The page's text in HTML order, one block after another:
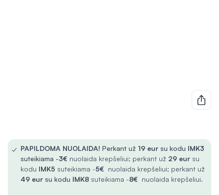
✓ PAPILDOMA NUOLAIDA! Perkant už 19 eur su kodu IMK3
suteikiama -3€ nuolaida krepšeliui; perkant už 29 eur su
kodu IMK5 suteikiama -5€ nuolaida krepšeliui; perkant už
49 eur su kodu IMK8 suteikiama -8€ nuolaida krepšeliui.